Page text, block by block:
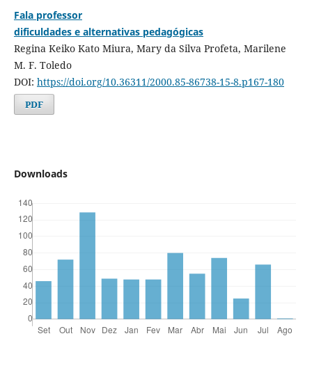
Fala professor
dificuldades e alternativas pedagógicas
Regina Keiko Kato Miura, Mary da Silva Profeta, Marilene
M. F. Toledo
DOI: https://doi.org/10.36311/2000.85-86738-15-8.p167-180
PDF
Downloads